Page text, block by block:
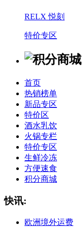
RELX 悦刻
特价专区
首页
热销榜单
新品专区
特价区
酒水乳饮
火锅专栏
特价专区
生鲜冷冻
方便速食
积分商城
快讯:
欧洲境外运费